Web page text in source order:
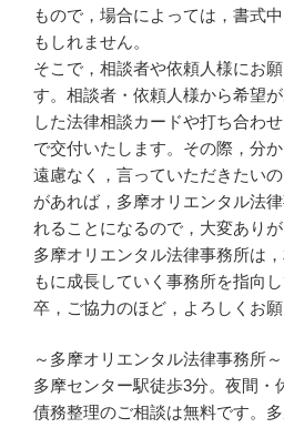
もので，場合によっては，書式
もしれません。
そこで，相談者や依頼人様にお
す。相談者・依頼人様から希望
した法律相談カードや打ち合わ
で交付いたします。その際，分
遠慮なく，言っていただきたい
があれば，多摩オリエンタル法
れることになるので，大変ありが
多摩オリエンタル法律事務所は
もに成長していく事務所を指向
卒，ご協力のほど，よろしくお願
～多摩オリエンタル法律事務所～
多摩センター駅徒歩3分。夜間・
債務整理のご相談は無料です。